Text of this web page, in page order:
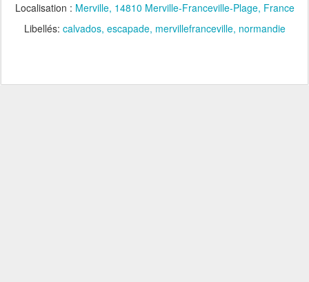
Localisation : Merville, 14810 Merville-Franceville-Plage, France
Libellés: calvados escapade mervillefranceville normandie